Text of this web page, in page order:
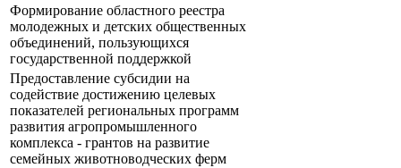
Формирование областного реестра
молодежных и детских общественных
объединений, пользующихся
государственной поддержкой
Предоставление субсидии на
содействие достижению целевых
показателей региональных программ
развития агропромышленного
комплекса - грантов на развитие
семейных животноводческих ферм